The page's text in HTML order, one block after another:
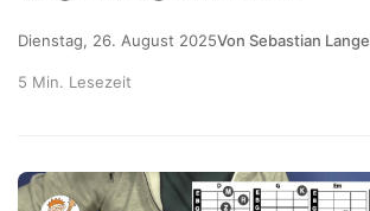
Dienstag, 26. August 2025Von Sebastian Lange
5 Min. Lesezeit